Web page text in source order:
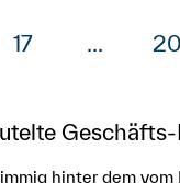
17 ... 20
hinter dem